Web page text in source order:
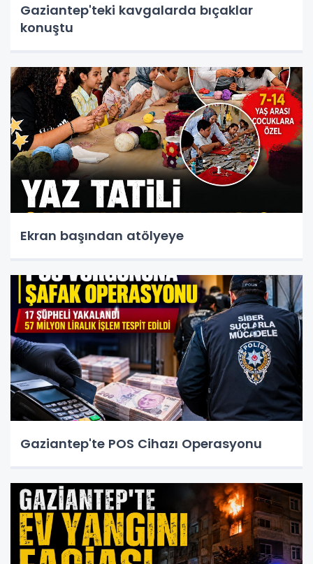
Gaziantep'teki kavgalarda bıçaklar
konuştu
Ekran başından atölyeye
Gaziantep'te POS Cihazı Operasyonu